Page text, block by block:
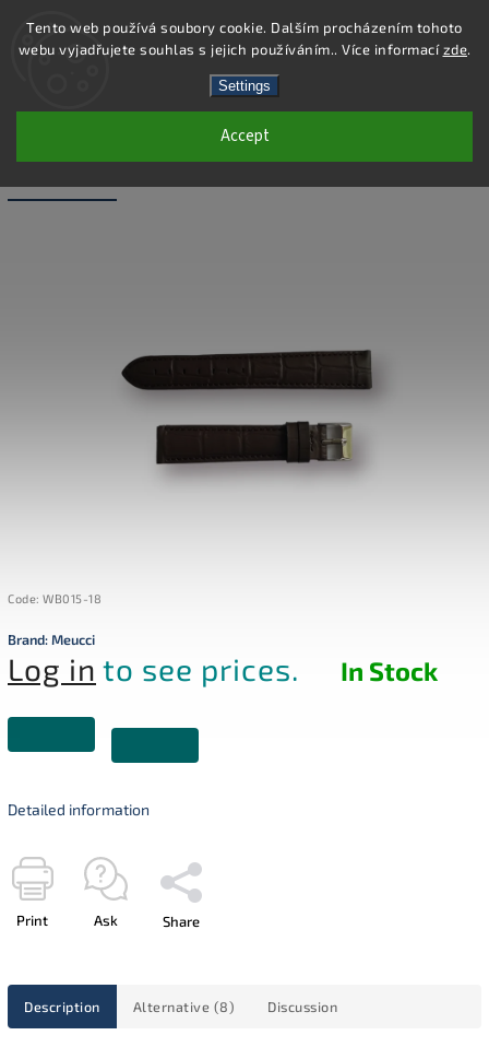
Tento web používá soubory cookie. Dalším procházením tohoto
webu vyjadřujete souhlas s jejich používáním.. Více informacízde.
Settings
Accept
Search
WB015-18 - LEATHER BAND - BLACK -
Code: WB015-18
Brand:Meucci
Log in to see prices. In Stock
Detailed information
Print Ask Share
Description Alternative (8) Discussion